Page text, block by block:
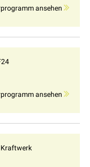
ansehen
ansehen
Kraftwerk